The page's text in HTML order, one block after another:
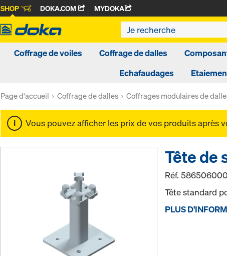
SHOP DOKA.COM MYDOKA
Coffrage de voiles Coffrage de dalles
Echafaudages
Page d'accueil Coffrage de dalles Coffrages modulaires de
Vous pouvez afficher les prix de vos produits après
Tête de
Réf.586506000
Tête standard
PLUS